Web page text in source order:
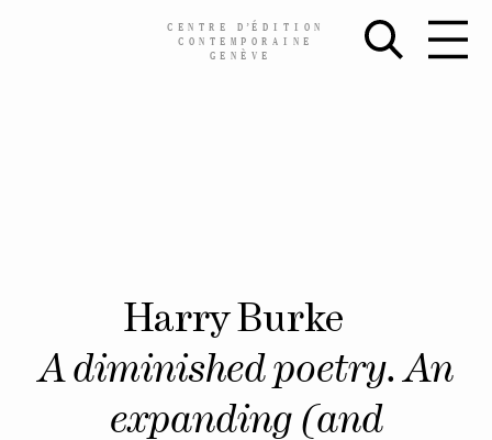
content
CENTRE D’ÉDITION
CONTEMPORAINE
GENÈVE
Harry Burke
A diminished poetry. An
expanding (and